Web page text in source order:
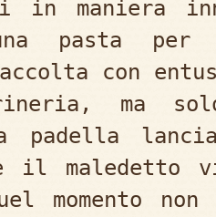
in maniera
pasta
con
ma
padella
il maledetto
momento